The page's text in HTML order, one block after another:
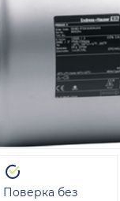
Поверка без